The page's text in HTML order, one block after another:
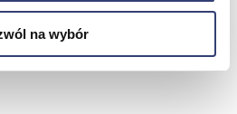
na wybór
Innowacyjna siłownia HUR
Kosmetyki Weyergans